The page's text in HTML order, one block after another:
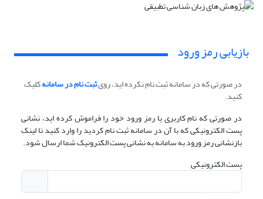
بازیابی رمز ورود
در صورتی که در سامانه ثبت نام نکرده اید، رویثبت نام در سامانهکلیک
کنید.
در صورتی که نام کاربری یا رمز ورود خود را فراموش کرده اید، نشانی
پست الکترونیکی که با آن در سامانه ثبت نام کردید را وارد کنید تا لینک
بازنشانی رمز ورود به سامانه به نشانی پست الکترونیک شما ارسال شود.
پست الکترونیکی